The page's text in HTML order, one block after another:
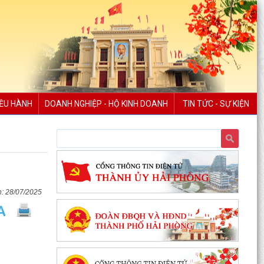
HÀNH DOANH NGHIỆP - HỘ KINH DOANH TIN TỨC - SỰ KIỆN
28/07/2025